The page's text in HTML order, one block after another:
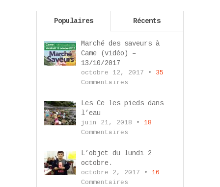
Populaires Récents
Marché des saveurs à
Came (vidéo) –
13/10/2017
octobre 12, 2017 • 35
Commentaires
Les Ce les pieds dans
l’eau
juin 21, 2018 • 18
Commentaires
L’objet du lundi 2
octobre.
octobre 2, 2017 • 16
Commentaires